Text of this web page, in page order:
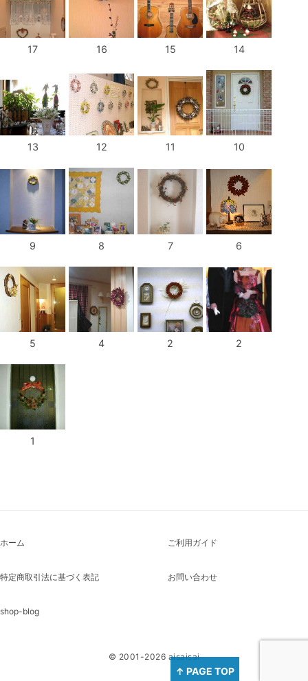
17 16 15 14
13 12 11 10
9 8 7 6
5 4 2 2
1
ホーム ご利用ガイド
特定商取引法に基づく表記 お問い合わせ
shop-blog
© 2001-2026 aisaisai